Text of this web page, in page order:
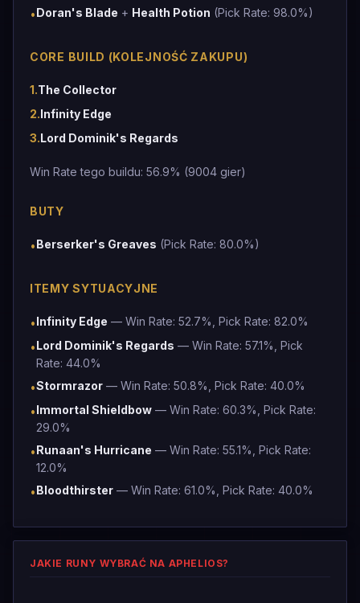
•Doran's Blade + Health Potion (Pick Rate: 98.0%)
CORE BUILD (KOLEJNOŚĆ ZAKUPU)
1.The Collector
2.Infinity Edge
3.Lord Dominik's Regards
Win Rate tego buildu: 56.9% (9004 gier)
BUTY
•Berserker's Greaves (Pick Rate: 80.0%)
ITEMY SYTUACYJNE
•Infinity Edge — Win Rate: 52.7%, Pick Rate: 82.0%
•Lord Dominik's Regards — Win Rate: 57.1%, Pick
Rate: 44.0%
•Stormrazor — Win Rate: 50.8%, Pick Rate: 40.0%
•Immortal Shieldbow — Win Rate: 60.3%, Pick Rate:
29.0%
•Runaan's Hurricane — Win Rate: 55.1%, Pick Rate:
12.0%
•Bloodthirster — Win Rate: 61.0%, Pick Rate: 40.0%
JAKIE RUNY WYBRAĆ NA APHELIOS?